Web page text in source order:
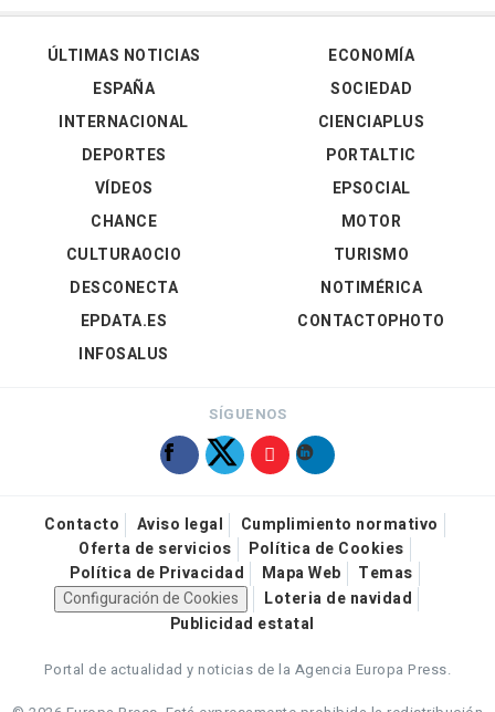
ÚLTIMAS NOTICIAS
ESPAÑA
INTERNACIONAL
DEPORTES
VÍDEOS
ECONOMÍA
SOCIEDAD
CIENCIAPLUS
PORTALTIC
EPSOCIAL
CHANCE
CULTURAOCIO
DESCONECTA
EPDATA.ES
INFOSALUS
MOTOR
TURISMO
NOTIMÉRICA
CONTACTOPHOTO
SÍGUENOS
Contacto Aviso legal
Cumplimiento normativo
Oferta de servicios
Política de Cookies
Política de Privacidad
Mapa Web
Temas
Configuración de Cookies
Loteria de navidad
Publicidad estatal
Portal de actualidad y noticias de la Agencia Europa Press.